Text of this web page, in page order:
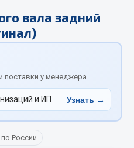
вала задний
поставки у менеджера
и ИП Узнать →
России